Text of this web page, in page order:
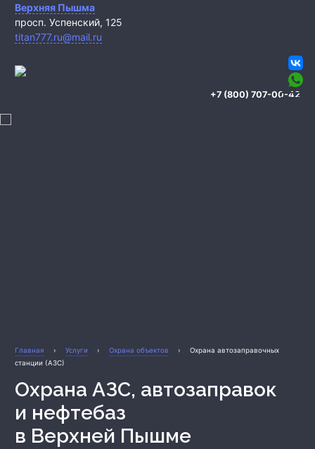
Верхняя Пышма
просп. Успенский, 125
titan777.ru@mail.ru
+7 (800) 707-00-42
Главная › Услуги › Охрана объектов ›
Охрана автозаправочных
станции (АЗС)
Охрана АЗС, автозаправок
и нефтебаз
в Верхней Пышме